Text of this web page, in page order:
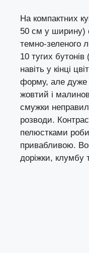
На компактних
50 см у ширину)
темно-зеленого
10 тугих
навіть у кінці
форму, але дуже
жовтий і
смужки
розводи.
пелюстками
привабливою.
доріжки, клумбу